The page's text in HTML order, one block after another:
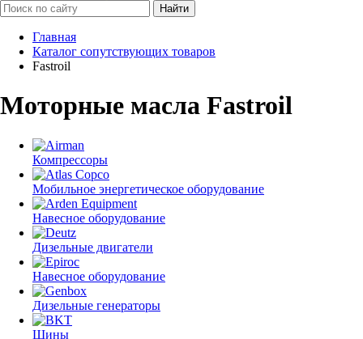
Найти
Главная
Каталог сопутствующих товаров
Fastroil
Моторные масла Fastroil
Компрессоры
Мобильное энергетическое оборудование
Навесное оборудование
Дизельные двигатели
Навесное оборудование
Дизельные генераторы
Шины